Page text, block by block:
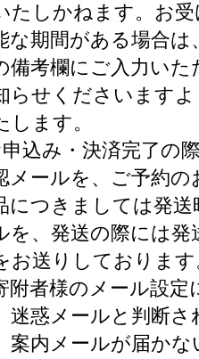
たしかねます。お
な期間がある場合は
備考欄にご入力いた
らせくださいます
します。
込み・決済完了の
メールを、ご予約の
につきましては発送
を、発送の際には発
お送りしております
附者様のメール設定
迷惑メールと判断さ
案内メールが届かな